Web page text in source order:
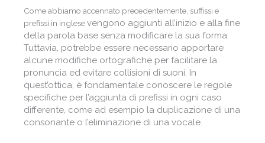
Come abbiamo accennato precedentemente, suffissi e
prefissi in inglesevengono aggiunti all’inizio e alla fine
della parola base senza modificare la sua forma.
Tuttavia, potrebbe essere necessario apportare
alcune modifiche ortografiche per facilitare la
pronuncia ed evitare collisioni di suoni. In
quest’ottica, è fondamentale conoscere le regole
specifiche per l’aggiunta di prefissi in ogni caso
differente, come ad esempio la duplicazione di una
consonante o l’eliminazione di una vocale.